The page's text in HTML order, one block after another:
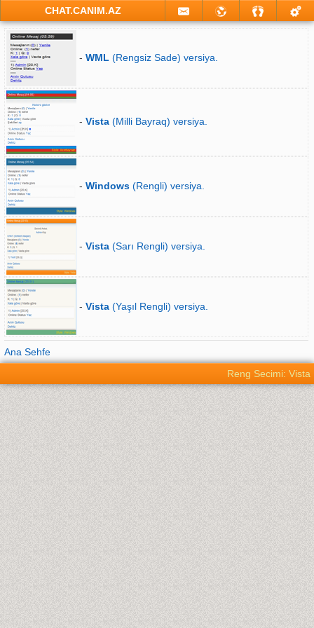
CHAT.CANIM.AZ
- WML (Rengsiz Sade) versiya.
- Vista (Milli Bayraq) versiya.
- Windows (Rengli) versiya.
- Vista (Sarı Rengli) versiya.
- Vista (Yaşıl Rengli) versiya.
Ana Sehfe
Reng Secimi: Vista